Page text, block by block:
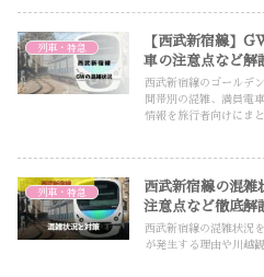
列車・特急
【西武新宿線】
車の注意点など解
西武新宿線のゴールデ
間帯別の混雑、満員電
情報を旅行者向けにまと
列車・特急
西武新宿線の混雑
注意点など徹底解
西武新宿線の混雑状況
が発生する理由や川越